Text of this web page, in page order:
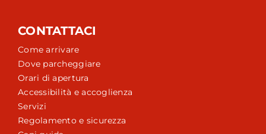
CONTATTACI
Come arrivare
Dove parcheggiare
Orari di apertura
Accessibilità e accoglienza
Servizi
Regolamento e sicurezza